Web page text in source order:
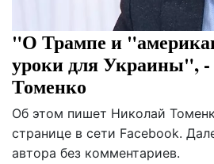
"О Трампе и
уроки для Украины",
Томенко
Об этом пишет Николай
странице в сети Facebook.
автора без комментариев.